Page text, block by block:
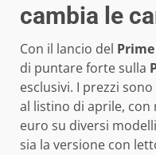
cambia le
Con il lancio del
di puntare forte sulla
esclusivi. I prezzi
al listino di aprile, con
euro su diversi
sia la versione con